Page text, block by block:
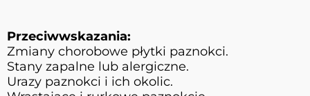
Przeciwwskazania:
Zmiany chorobowe płytki paznokci.
Stany zapalne lub alergiczne.
Urazy paznokci i ich okolic.